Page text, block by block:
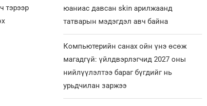
тэрээр
юаниас давсан skin арилжаанд
татварын мэдэгдэл авч байна
Компьютерийн санах ойн үнэ өсөж
магадгүй: үйлдвэрлэгчид 2027 оны
нийлүүлэлтээ бараг бүгдийг нь
урьдчилан заржээ